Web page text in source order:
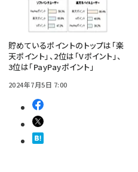
貯めているポイントのトップは「楽
天ポイント」、2位は「Vポイント」、
3位は「PayPayポイント」
2024年7月5日 7:00